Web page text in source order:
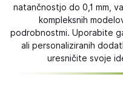
natančnostjo do 0,1 mm,
kompleksnih
podrobnostmi. Uporabite
ali personaliziranih
uresničite svoje